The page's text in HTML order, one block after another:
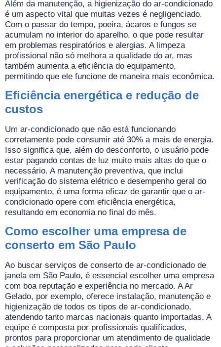
Além da manutenção, a higienização do ar-condicionado
é um aspecto vital que muitas vezes é negligenciado.
Com o passar do tempo, poeira, ácaros e fungos se
acumulam no interior do aparelho, o que pode resultar
em problemas respiratórios e alergias. A limpeza
profissional não só melhora a qualidade do ar, mas
também aumenta a eficiência do equipamento,
permitindo que ele funcione de maneira mais econômica.
Eficiência energética e redução de
custos
Um ar-condicionado que não está funcionando
corretamente pode consumir até 30% a mais de energia.
Isso significa que, além do desconforto, o usuário pode
estar pagando contas de luz muito mais altas do que o
necessário. A manutenção preventiva, que inclui
verificação do sistema elétrico e desempenho geral do
equipamento, é uma forma eficaz de garantir que o ar-
condicionado opere com eficiência energética,
resultando em economia no final do mês.
Como escolher uma empresa de
conserto em São Paulo
Ao buscar serviços de conserto de ar-condicionado de
janela em São Paulo, é essencial escolher uma empresa
com boa reputação e experiência no mercado. A Ar
Gelado, por exemplo, oferece instalação, manutenção e
higienização de todos os tipos de ar-condicionado,
atendendo tanto marcas nacionais quanto importadas. A
equipe é composta por profissionais qualificados,
prontos para proporcionar um atendimento de qualidade